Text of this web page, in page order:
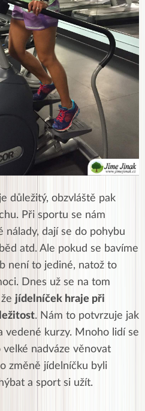
důležitý, obzvláště pak
Při sportu se nám
dají se do pohybu
atd. Ale pokud se bavíme
není to jediné, natož to
Dnes už se na tom
jídelníček hraje při
. Nám to potvrzuje jak
vedené kurzy. Mnoho lidí se
nadváze věnovat
změně jídelníčku byli
a sport si užít.